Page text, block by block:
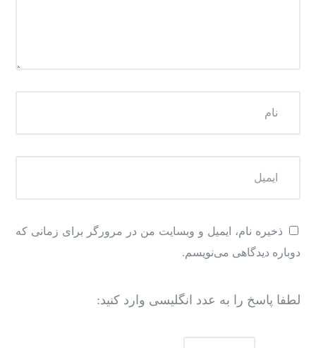
ذخیره نام، ایمیل و وبسایت من در مرورگر برای زمانی که
دوباره دیدگاهی می‌نویسم.
لطفا پاسخ را به عدد انگلیسی وارد کنید: